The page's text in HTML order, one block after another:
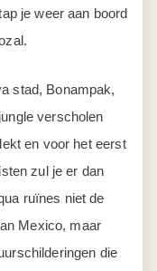
je weer aan boord
stad, Bonampak,
verscholen
en voor het eerst
zul je er dan
ruïnes niet de
Mexico, maar
die